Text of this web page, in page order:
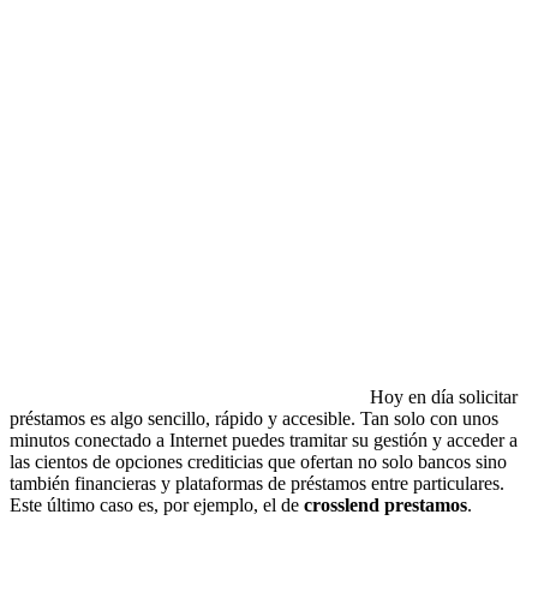
Hoy en día solicitar
préstamos es algo sencillo, rápido y accesible. Tan solo con unos
minutos conectado a Internet puedes tramitar su gestión y acceder a
las cientos de opciones crediticias que ofertan no solo bancos sino
también financieras y plataformas de préstamos entre particulares.
Este último caso es, por ejemplo, el de crosslend prestamos.